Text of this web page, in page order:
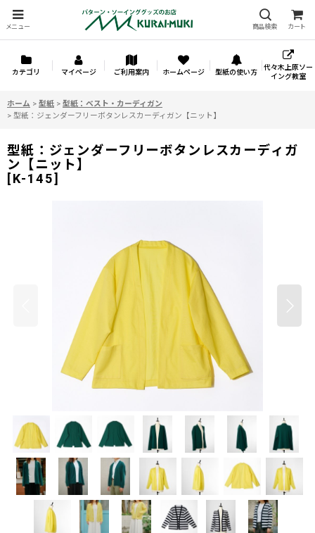
メニュー 商品検索 カート
カテゴリ マイページ ご利用案内 ホームページ 型紙の使い方
代々木上原ソー
イング教室
ホーム > 型紙 > 型紙：ベスト・カーディガン
> 型紙：ジェンダーフリーボタンレスカーディガン【ニット】
型紙：ジェンダーフリーボタンレスカーディガ
ン【ニット】
[K-145]